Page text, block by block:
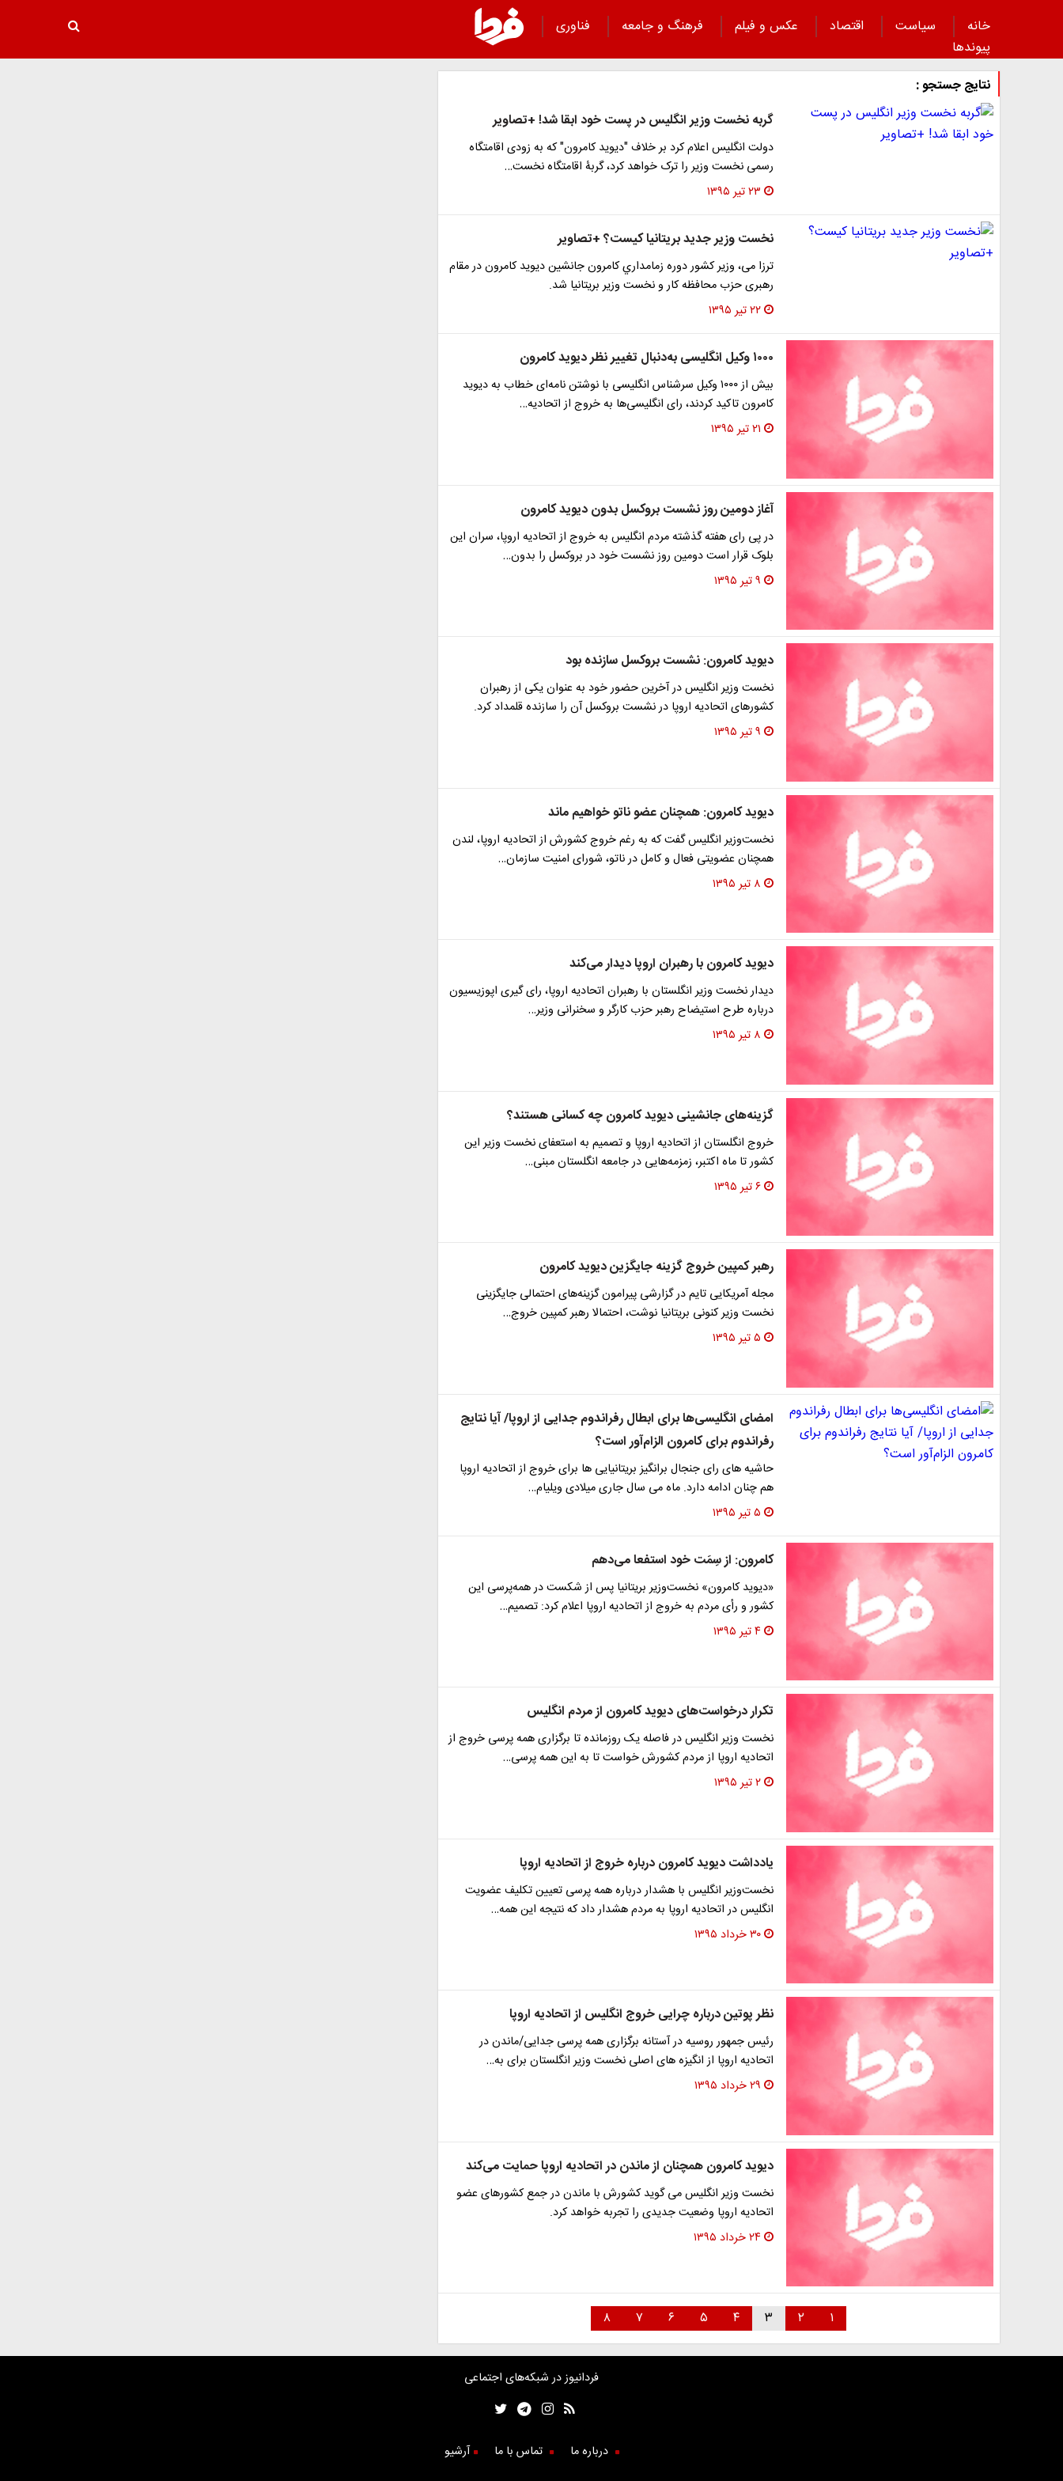
خانه سیاست اقتصاد عکس و فیلم فرهنگ و جامعه
فناوری
پیوند‌ها
نتایج جستجو :
گربه نخست وزیر انگلیس در پست خود ابقا شد! +تصاویر
دولت انگلیس اعلام کرد بر خلاف "دیوید کامرون" که به زودی اقامتگاه
رسمی نخست وزیر را ترک خواهد کرد، گربۀ اقامتگاه نخست…
۲۳ تیر ۱۳۹۵
نخست وزیر جدید بریتانیا کیست؟ +تصاویر
ترزا می، وزیر کشور دوره زمامداري كامرون جانشین دیوید کامرون در مقام
رهبری حزب محافظه کار و نخست وزیر بریتانیا شد.
۲۲ تیر ۱۳۹۵
۱۰۰۰ وکیل انگلیسی به‌دنبال تغییر نظر دیوید کامرون
بیش از ۱۰۰۰ وکیل سرشناس انگلیسی با نوشتن نامه‌ای خطاب به دیوید
کامرون تاکید کردند، رای انگلیسی‌ها به خروج از اتحادیه…
۲۱ تیر ۱۳۹۵
آغاز دومین روز نشست بروکسل بدون دیوید کامرون
در پی رای هفته گذشته مردم انگلیس به خروج از اتحادیه اروپا، سران این
بلوک قرار است دومین روز نشست خود در بروکسل را بدون…
۹ تیر ۱۳۹۵
دیوید کامرون: نشست بروکسل سازنده بود
نخست وزیر انگلیس در آخرین حضور خود به عنوان یکی از رهبران
کشورهای اتحادیه اروپا در نشست بروکسل آن را سازنده قلمداد کرد.
۹ تیر ۱۳۹۵
دیوید کامرون: همچنان عضو ناتو خواهیم ماند
نخست‌وزیر انگلیس گفت که به رغم خروج کشورش از اتحادیه اروپا، لندن
همچنان عضویتی فعال و کامل در ناتو، شورای امنیت سازمان…
۸ تیر ۱۳۹۵
دیوید کامرون با رهبران اروپا دیدار می‌کند
دیدار نخست وزیر انگلستان با رهبران اتحادیه اروپا، رای گیری اپوزیسیون
درباره طرح استیضاح رهبر حزب کارگر و سخنرانی وزیر…
۸ تیر ۱۳۹۵
گزینه‌های جانشینی دیوید کامرون چه کسانی هستند؟
خروج انگلستان از اتحادیه اروپا و تصمیم به استعفای نخست وزیر این
کشور تا ماه اکتبر، زمزمه‌هایی در جامعه انگلستان مبنی…
۶ تیر ۱۳۹۵
رهبر کمپین خروج گزینه جایگزین دیوید کامرون
مجله آمریکایی تایم در گزارشی پیرامون گزینه‌های احتمالی جایگزینی
نخست وزیر کنونی بریتانیا نوشت، احتمالا رهبر کمپین خروج…
۵ تیر ۱۳۹۵
امضای انگلیسی‌ها برای ابطال رفراندوم جدایی از اروپا/ آیا نتایج
رفراندوم برای کامرون الزام‌آور است؟
حاشیه های رای جنجال برانگیز بریتانیایی ها برای خروج از اتحادیه اروپا
هم چنان ادامه دارد. ماه می سال جاری میلادی ویلیام…
۵ تیر ۱۳۹۵
کامرون: از سِمَت خود استفعا می‌دهم
«دیوید کامرون» نخست‌وزیر بریتانیا پس از شکست در همه‌پرسی این
کشور و رأی مردم به خروج از اتحادیه اروپا اعلام کرد: تصمیم…
۴ تیر ۱۳۹۵
تکرار درخواست‌های دیوید کامرون از مردم انگلیس
نخست وزیر انگلیس در فاصله یک روزمانده تا برگزاری همه پرسی خروج از
اتحادیه اروپا از مردم کشورش خواست تا به این همه پرسی…
۲ تیر ۱۳۹۵
یادداشت دیوید کامرون درباره خروج از اتحادیه اروپا
نخست‌وزیر انگلیس با هشدار درباره همه پرسی تعیین تکلیف عضویت
انگلیس در اتحادیه اروپا به مردم هشدار داد که نتیجه این همه…
۳۰ خرداد ۱۳۹۵
نظر پوتین درباره چرایی خروج انگلیس از اتحادیه اروپا
رئیس جمهور روسیه در آستانه برگزاری همه پرسی جدایی/ماندن در
اتحادیه اروپا از انگیزه های اصلی نخست وزیر انگلستان برای به…
۲۹ خرداد ۱۳۹۵
دیوید کامرون همچنان از ماندن در اتحادیه اروپا حمایت می‌کند
نخست وزیر انگلیس می گوید کشورش با ماندن در جمع کشورهای عضو
اتحادیه اروپا وضعیت جدیدی را تجربه خواهد کرد.
۲۴ خرداد ۱۳۹۵
۱ ۲ ۳ ۴ ۵ ۶ ۷ ۸
فردانیوز در شبکه‌های اجتماعی
درباره ما تماس با ما آرشیو